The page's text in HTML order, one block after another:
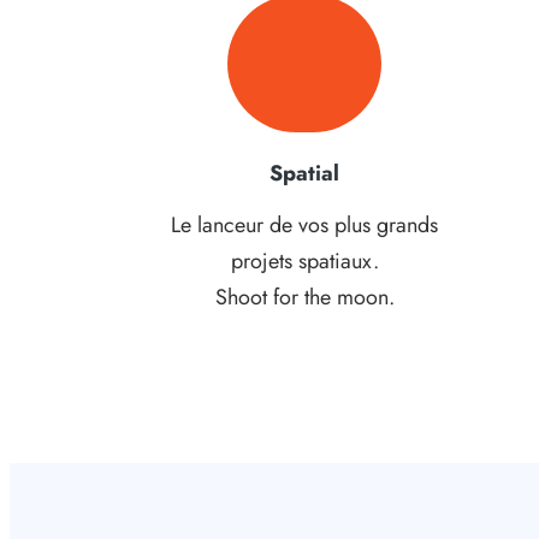
Spatial
Le lanceur de vos plus grands
projets spatiaux.
Shoot for the moon.